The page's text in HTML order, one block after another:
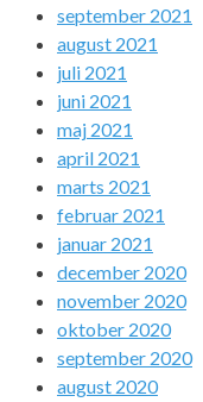
september 2021
august 2021
juli 2021
juni 2021
maj 2021
april 2021
marts 2021
februar 2021
januar 2021
december 2020
november 2020
oktober 2020
september 2020
august 2020